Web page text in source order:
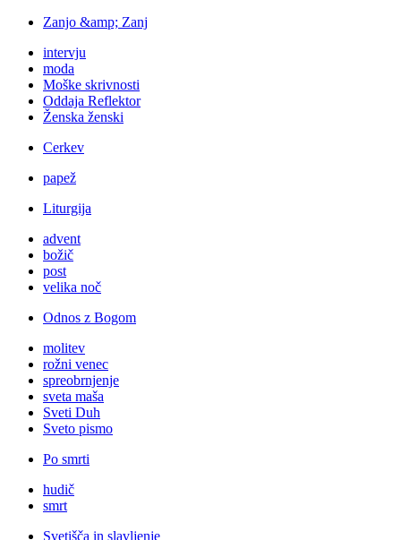
Zanjo &amp; Zanj
intervju
moda
Moške skrivnosti
Oddaja Reflektor
Ženska ženski
Cerkev
papež
Liturgija
advent
božič
post
velika noč
Odnos z Bogom
molitev
rožni venec
spreobrnjenje
sveta maša
Sveti Duh
Sveto pismo
Po smrti
hudič
smrt
Svetišča in slavljenje